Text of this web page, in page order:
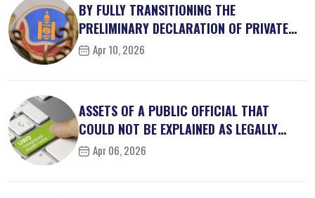
BY FULLY TRANSITIONING THE
PRELIMINARY DECLARATION OF PRIVATE
INTEREST...
Apr 10, 2026
ASSETS OF A PUBLIC OFFICIAL THAT
COULD NOT BE EXPLAINED AS LEGALLY
OBT...
Apr 06, 2026